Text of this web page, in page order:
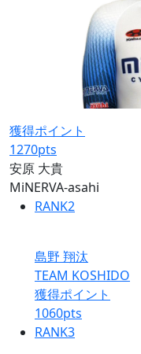
獲得ポイント
1270pts
安原 大貴
MiNERVA-asahi
RANK2
島野 翔汰
TEAM KOSHIDO
獲得ポイント
1060pts
RANK3